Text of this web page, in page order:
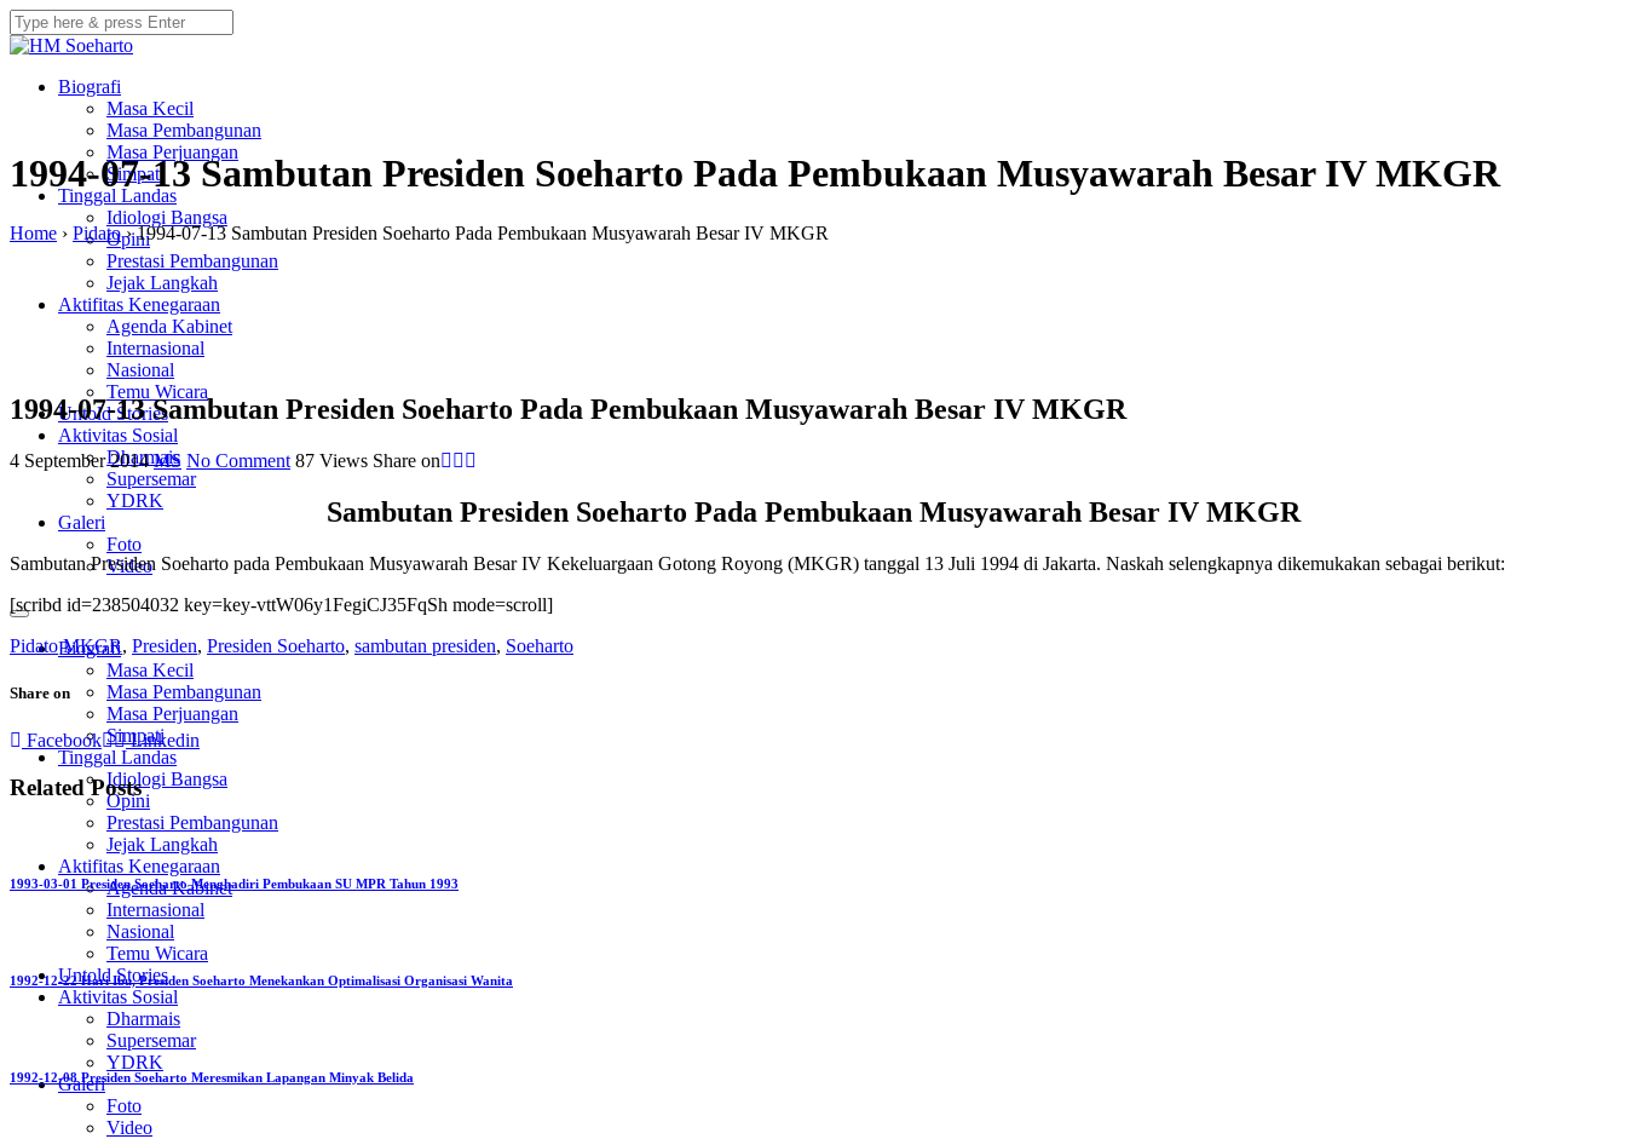
Biografi
Masa Kecil
Masa Pembangunan
Masa Perjuangan
Simpati
Tinggal Landas
Idiologi Bangsa
Opini
Prestasi Pembangunan
Jejak Langkah
Aktifitas Kenegaraan
Agenda Kabinet
Internasional
Nasional
Temu Wicara
Untold Stories
Aktivitas Sosial
Dharmais
Supersemar
YDRK
Galeri
Foto
Video
Biografi
Masa Kecil
Masa Pembangunan
Masa Perjuangan
Simpati
Tinggal Landas
Idiologi Bangsa
Opini
Prestasi Pembangunan
Jejak Langkah
Aktifitas Kenegaraan
Agenda Kabinet
Internasional
Nasional
Temu Wicara
Untold Stories
Aktivitas Sosial
Dharmais
Supersemar
YDRK
Galeri
Foto
Video
1994-07-13 Sambutan Presiden Soeharto Pada Pembukaan Musyawarah Besar IV MKGR
Home › Pidato›1994-07-13 Sambutan Presiden Soeharto Pada Pembukaan Musyawarah Besar IV MKGR
1994-07-13 Sambutan Presiden Soeharto Pada Pembukaan Musyawarah Besar IV MKGR
4 September 2014 MS No Comment 87 Views Share on
Sambutan Presiden Soeharto Pada Pembukaan Musyawarah Besar IV MKGR
Sambutan Presiden Soeharto pada Pembukaan Musyawarah Besar IV Kekeluargaan Gotong Royong (MKGR) tanggal 13 Juli 1994 di Jakarta. Naskah selengkapnya dikemukakan sebagai berikut:
[scribd id=238504032 key=key-vttW06y1FegiCJ35FqSh mode=scroll]
Pidato MKGR, Presiden, Presiden Soeharto, sambutan presiden, Soeharto
Share on
Facebook Linkedin
Related Posts
1993-03-01 Presiden Soeharto Menghadiri Pembukaan SU MPR Tahun 1993
1992-12-22 Hari Ibu, Presiden Soeharto Menekankan Optimalisasi Organisasi Wanita
1992-12-08 Presiden Soeharto Meresmikan Lapangan Minyak Belida